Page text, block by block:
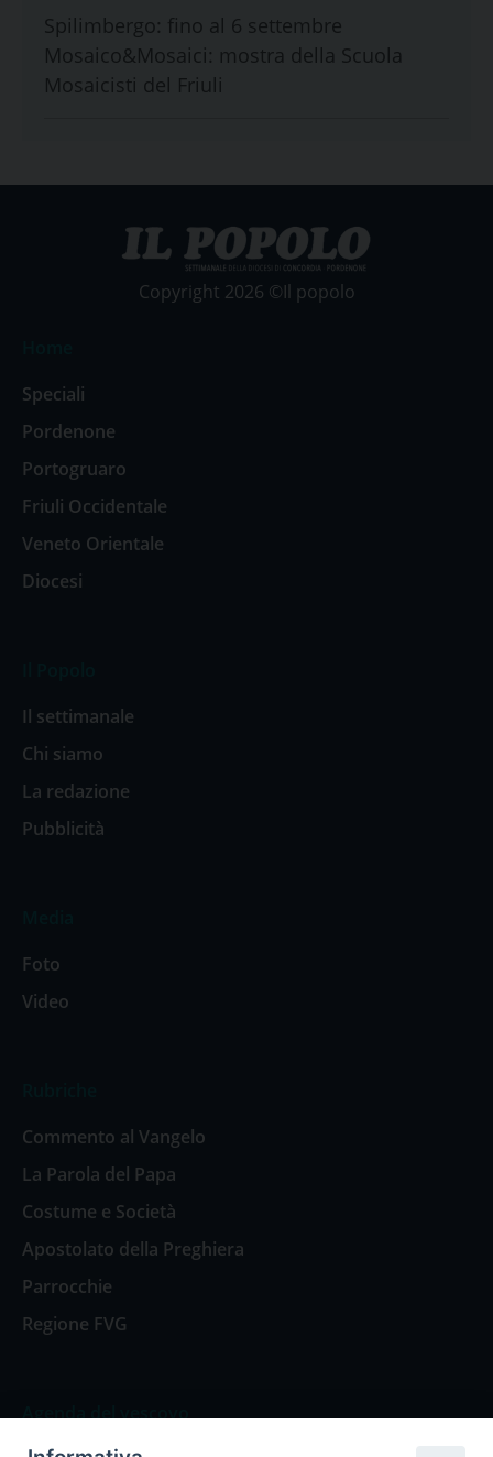
Spilimbergo: fino al 6 settembre
Mosaico&Mosaici: mostra della Scuola
Mosaicisti del Friuli
Copyright 2026 ©Il popolo
Speciali
Pordenone
Portogruaro
Friuli Occidentale
Veneto Orientale
Diocesi
Il settimanale
Chi siamo
La redazione
Pubblicità
Foto
Video
Commento al Vangelo
La Parola del Papa
Costume e Società
Apostolato della Preghiera
Parrocchie
Regione FVG
Agenda del vescovo